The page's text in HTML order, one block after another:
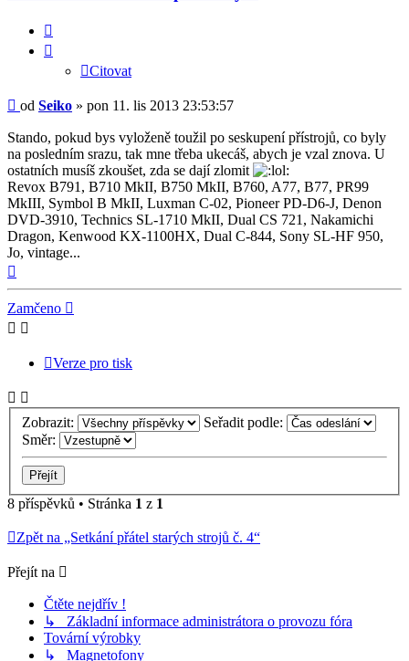
Citovat
Příspěvek
od Seiko » pon 11. lis 2013 23:53:57
Stando, pokud bys vyloženě toužil po seskupení přístrojů, co byly
na posledním srazu, tak mne třeba ukecáš, abych je vzal znova. U
ostatních musíš zkoušet, zda se dají zlomit
Revox B791, B710 MkII, B750 MkII, B760, A77, B77, PR99
MkIII, Symbol B MkII, Luxman C-02, Pioneer PD-D6-J, Denon
DVD-3910, Technics SL-1710 MkII, Dual CS 721, Nakamichi
Dragon, Kenwood KX-1100HX, Dual C-844, Sony SL-HF 950,
Jo, vintage...
Zamčeno
Verze pro tisk
Zobrazit:
Seřadit podle:
Směr:
8 příspěvků • Stránka 1 z 1
Zpět na „Setkání přátel starých strojů č. 4“
Přejít na
Čtěte nejdřív !
↳ Základní informace administrátora o provozu fóra
Tovární výrobky
↳ Magnetofony